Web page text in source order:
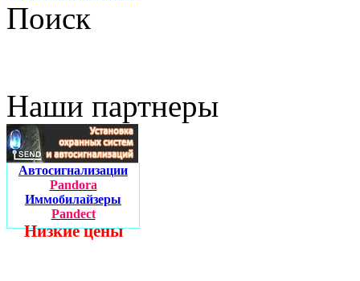
Поиск
Наши партнеры
Автосигнализации
Pandora
Иммобилайзеры
Pandect
Низкие цены